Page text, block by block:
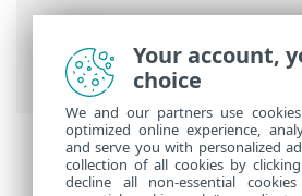
ESET Online pomocník>
Práca s programom
Pomocník a podpora
> O
Your account,
choice
We and our partners use
optimized online experience,
and serve you with personalized
collection of all cookies by
decline all non-essential